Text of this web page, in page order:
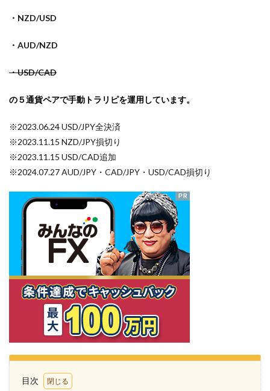
・NZD/USD
・AUD/NZD
・USD/CAD
の５通貨ペアで手動トラリピを運用しています。
※2023.06.24 USD/JPY全決済
※2023.11.15 NZD/JPY損切り
※2023.11.15 USD/CAD追加
※2024.07.27 AUD/JPY・CAD/JPY・USD/CAD損切り
目次